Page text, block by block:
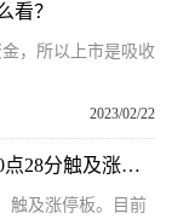
看？
，所以上市是吸收
2023/02/22
异动快报：海南椰岛（600238）2月22日10点28分触及涨停板
触及涨停板。目前